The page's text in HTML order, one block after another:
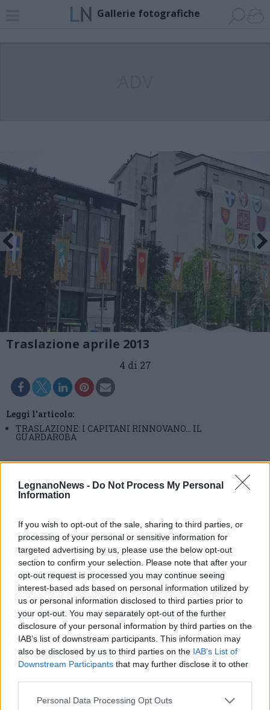
LegnanoNews - Do Not Process My Personal
Information
If you wish to opt-out of the sale, sharing to third parties, or
processing of your personal or sensitive information for
targeted advertising by us, please use the below opt-out
section to confirm your selection. Please note that after your
opt-out request is processed you may continue seeing
interest-based ads based on personal information utilized by
us or personal information disclosed to third parties prior to
your opt-out. You may separately opt-out of the further
disclosure of your personal information by third parties on the
IAB’s list of downstream participants. This information may
also be disclosed by us to third parties on the IAB’s List of
Downstream Participants that may further disclose it to other
Personal Data Processing Opt Outs
Gallerie fotografiche
Traslazione aprile 2013
4 di 27
Leggi l'articolo:
TRASLAZIONE: I CAPITANI RINNOVANO… IL
GUARDAROBA
Commenti
articolo.
L'email è richiesta ma non verrà mostrata ai visitatori. Il contenuto di questo